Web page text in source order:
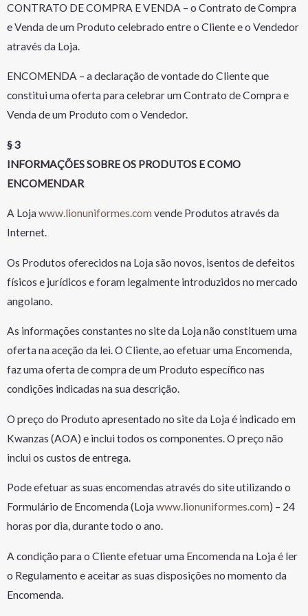
CONTRATO DE COMPRA E VENDA – o Contrato de Compra
e Venda de um Produto celebrado entre o Cliente e o Vendedor
através da Loja.
ENCOMENDA – a declaração de vontade do Cliente que
constitui uma oferta para celebrar um Contrato de Compra e
Venda de um Produto com o Vendedor.
§ 3
INFORMAÇÕES SOBRE OS PRODUTOS E COMO
ENCOMENDAR
A Loja www.lionuniformes.com vende Produtos através da
Internet.
Os Produtos oferecidos na Loja são novos, isentos de defeitos
físicos e jurídicos e foram legalmente introduzidos no mercado
angolano.
As informações constantes no site da Loja não constituem uma
oferta na aceção da lei. O Cliente, ao efetuar uma Encomenda,
faz uma oferta de compra de um Produto específico nas
condições indicadas na sua descrição.
O preço do Produto apresentado no site da Loja é indicado em
Kwanzas (AOA) e inclui todos os componentes. O preço não
inclui os custos de entrega.
Pode efetuar as suas encomendas através do site utilizando o
Formulário de Encomenda (Loja www.lionuniformes.com) – 24
horas por dia, durante todo o ano.
A condição para o Cliente efetuar uma Encomenda na Loja é ler
o Regulamento e aceitar as suas disposições no momento da
Encomenda.